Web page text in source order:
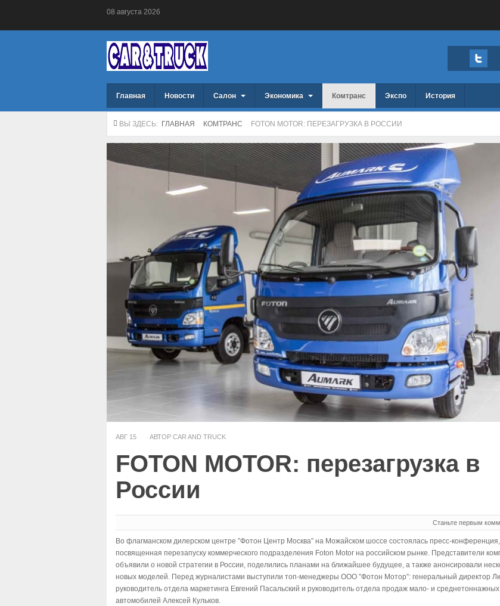
08 августа 2026
Главная Новости Салон Экономика Комтранс Экспо История
ВЫ ЗДЕСЬ: ГЛАВНАЯ КОМТРАНС FOTON MOTOR: ПЕРЕЗАГРУЗКА В РОССИИ
АВГ 15 АВТОР CAR AND TRUCK
FOTON MOTOR: перезагрузка в
России
Станьте первым
Во флагманском дилерском центре ”Фотон Центр Москва” на Можайском шоссе состоялась пресс-конференция,
посвященная перезапуску коммерческого подразделения Foton Motor на российском рынке. Представители
объявили о новой стратегии в России, поделились планами на ближайшее будущее, а также анонсировали
новых моделей. Перед журналистами выступили топ-менеджеры ООО ”Фотон Мотор”: генеральный директор
руководитель отдела маркетинга Евгений Пасальский и руководитель отдела продаж мало- и среднетоннажных
автомобилей Алексей Кульков.